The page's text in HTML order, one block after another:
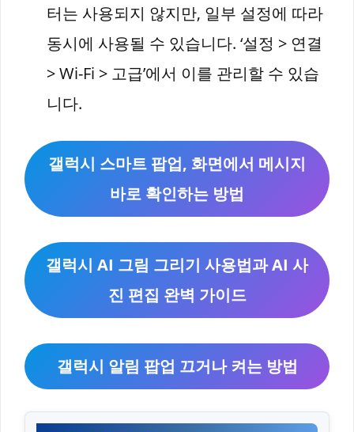
터는 사용되지 않지만, 일부 설정에 따라
동시에 사용될 수 있습니다. ‘설정 > 연결
> Wi-Fi > 고급’에서 이를 관리할 수 있습
니다.
갤럭시 스마트 팝업, 화면에서 메시지
바로 확인하는 방법
갤럭시 AI 그림 그리기 사용법과 AI 사
진 편집 완벽 가이드
갤럭시 알림 팝업 끄거나 켜는 방법